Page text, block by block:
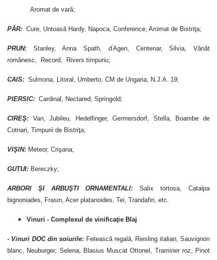
Aromat de vară;
PĂR: Cure, Untoasă Hardy, Napoca, Conference, Aromat de Bistriţa;
PRUN: Stanley, Anna Spath, d’Agen, Centenar, Silvia, Vânăt
românesc, Record, Rivers timpuriu;
CAIS: Sulmona, Litoral, Umberto, CM de Ungaria, N.J.A. 19;
PIERSIC: Cardinal, Nectared; Springold;
CIREŞ: Van, Jubileu, Hedelfinger, Germersdorf, Stella, Boambe de
Cotnari, Timpurii de Bistriţa;
VIŞIN: Meteor, Crişana;
GUTUI: Bereczky;
ARBORI ŞI ARBUŞTI ORNAMENTALI: Salix tortosa, Catalpa
bignoniades, Frasin, Acer platanoides, Tei, Trandafiri, etc.
Vinuri - Complexul de vinificaţie Blaj
- Vinuri DOC din soiurile: Fetească regală, Riesling italian, Sauvignon
blanc, Neuburger, Selena, Blasius Muscat Ottonel, Traminer roz, Pinot